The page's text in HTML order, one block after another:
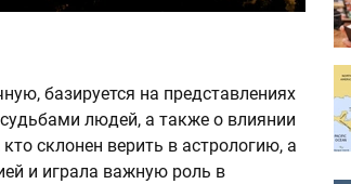
базируется на представлениях
людей, а также о влиянии
склонен верить в астрологию, а
и играла важную роль в